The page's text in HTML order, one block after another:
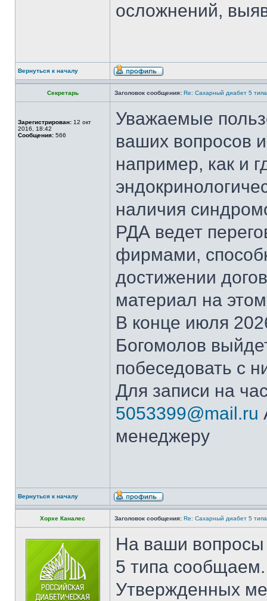
осложнений,
Вернуться к началу
Секретарь Заголовок сообщения: Re: Сахарный диабет 5 типа
Зарегистрирован: 12 окт
2016, 18:42
Сообщения: 566
Уважаемые
ваших вопросов
например, как и
наличия
РДА ведет
фирмами,
достижении
материал на
В конце июля
Богомолов
побеседовать с
Для записи на
5053399@mail.ru
менеджеру
Вернуться к началу
Хорхе Каналес Заголовок сообщения: Re: Сахарный диабет 5 типа
На ваши вопросы
5 типа сообщаем.
Утвержденных